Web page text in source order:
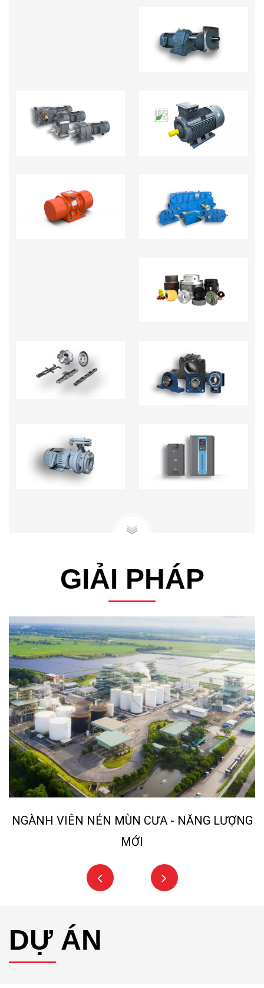
MOTOR GIẢM TỐC
MOTOR GIẢM TỐC
TẢI NẶNG R.S.K.F
ĐỘNG CƠ ĐIỆN
ĐỘNG CƠ RUNG
HỘP GIẢM TỐC CÔNG
NGHIỆP NẶNG
KHỚP NỐI TRỤC -
PHỤ KIỆN
NHÔNG XÍCH GỐI ĐỠ
BƠM TECO-BƠM ĐỊNH
LƯỢNG
BIẾN TẦN - BỘ CHỈNH
TỐC ĐỘ MOTOR
GIẢI PHÁP
NGÀNH VIÊN NÉN MÙN CƯA - NĂNG LƯỢNG
MỚI
DỰ ÁN